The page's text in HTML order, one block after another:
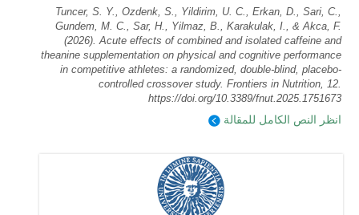
Tuncer, S. Y., Ozdenk, S., Yildirim, U. C., Erkan, D., Sari, C.,
Gundem, M. C., Sar, H., Yilmaz, B., Karakulak, I., & Akca, F.
(2026). Acute effects of combined and isolated caffeine and
theanine supplementation on physical and cognitive performance
in competitive athletes: a randomized, double-blind, placebo-
controlled crossover study. Frontiers in Nutrition, 12.
https://doi.org/10.3389/fnut.2025.1751673
انظر النص الكامل للمقالة